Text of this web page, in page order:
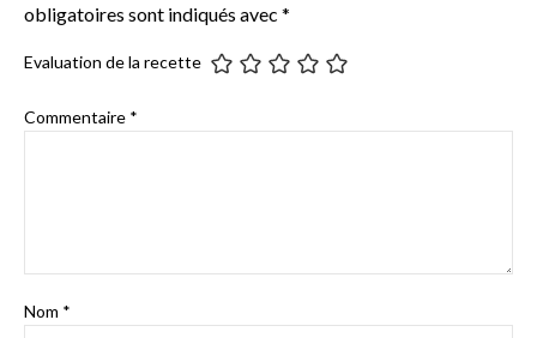
obligatoires sont indiqués avec *
Evaluation de la recette
Commentaire *
Nom *